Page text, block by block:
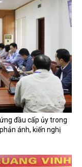
đầu cấp ủy trong
ánh, kiến nghị